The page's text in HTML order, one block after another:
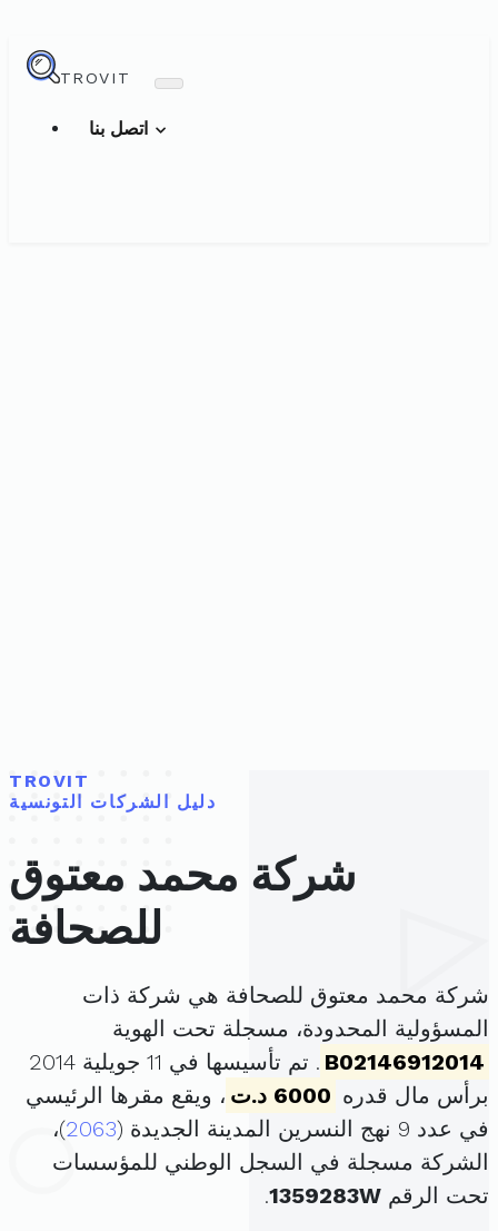
TROVIT
TROVIT
دليل الشركات التونسية
شركة محمد معتوق
للصحافة
شركة محمد معتوق للصحافة هي شركة ذات
المسؤولية المحدودة، مسجلة تحت الهوية
B02146912014
. تم تأسيسها في 11 جويلية 2014
برأس مال قدره 6000 د.ت
، ويقع مقرها الرئيسي
في عدد 9 نهج النسرين المدينة الجديدة (
2063)،
الشركة مسجلة في السجل الوطني للمؤسسات
تحت الرقم 1359283W
.